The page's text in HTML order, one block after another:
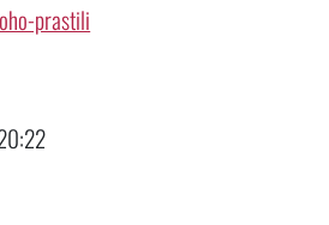
prastili